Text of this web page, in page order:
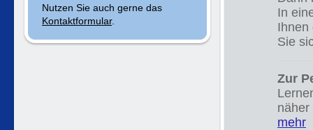
In
Ihnen
Sie
Zur
näher
mehr
Nutzen Sie auch gerne das
Kontaktformular.